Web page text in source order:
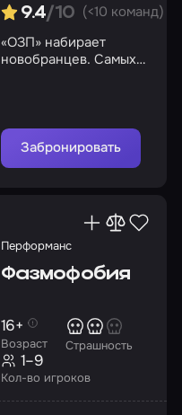
9.4/10 (<10 команд)
«ОЗП» набирает
новобранцев. Самых
Забронировать
Перформанс
Фазмофобия
Возраст
16+
Страшность
Кол-во игроков
1–9